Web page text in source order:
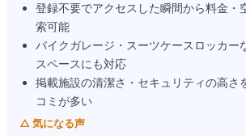
登録不要でアクセスした瞬間から料金・
索可能
バイクガレージ・スーツケースロッカー
スペースにも対応
掲載施設の清潔さ・セキュリティの高さ
コミが多い
△ 気になる声